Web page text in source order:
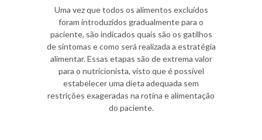
Uma vez que todos os alimentos excluídos
foram introduzidos gradualmente para o
paciente, são indicados quais são os gatilhos
de sintomas e como será realizada a estratégia
alimentar. Essas etapas são de extrema valor
para o nutricionista, visto que é possível
estabelecer uma dieta adequada sem
restrições exageradas na rotina e alimentação
do paciente.